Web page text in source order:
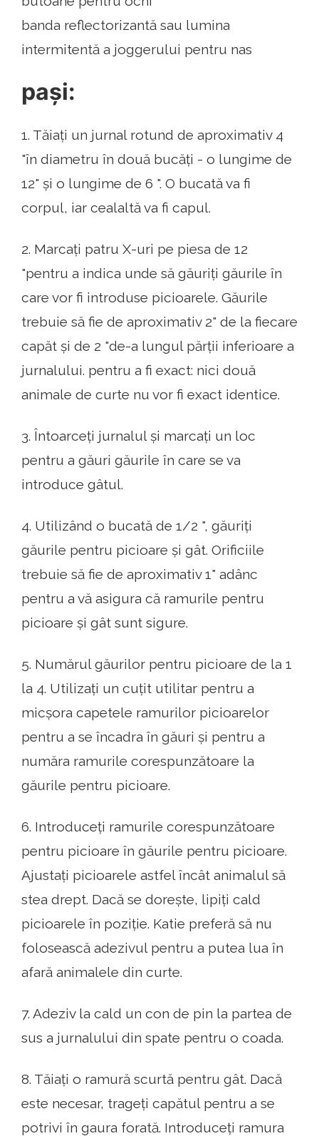
banda reflectorizantă sau lumina
intermitentă a joggerului pentru nas
paşi:
1. Tăiați un jurnal rotund de aproximativ 4
"în diametru în două bucăți - o lungime de
12" și o lungime de 6 ". O bucată va fi
corpul, iar cealaltă va fi capul.
2. Marcați patru X-uri pe piesa de 12
"pentru a indica unde să găuriți găurile în
care vor fi introduse picioarele. Găurile
trebuie să fie de aproximativ 2" de la fiecare
capăt și de 2 "de-a lungul părții inferioare a
jurnalului. pentru a fi exact: nici două
animale de curte nu vor fi exact identice.
3. Întoarceți jurnalul și marcați un loc
pentru a găuri găurile în care se va
introduce gâtul.
4. Utilizând o bucată de 1/2 ", găuriți
găurile pentru picioare și gât. Orificiile
trebuie să fie de aproximativ 1" adânc
pentru a vă asigura că ramurile pentru
picioare și gât sunt sigure.
5. Numărul găurilor pentru picioare de la 1
la 4. Utilizați un cuțit utilitar pentru a
micșora capetele ramurilor picioarelor
pentru a se încadra în găuri și pentru a
număra ramurile corespunzătoare la
găurile pentru picioare.
6. Introduceți ramurile corespunzătoare
pentru picioare în găurile pentru picioare.
Ajustați picioarele astfel încât animalul să
stea drept. Dacă se dorește, lipiți cald
picioarele în poziție. Katie preferă să nu
folosească adezivul pentru a putea lua în
afară animalele din curte.
7. Adeziv la cald un con de pin la partea de
sus a jurnalului din spate pentru o coada.
8. Tăiați o ramură scurtă pentru gât. Dacă
este necesar, trageți capătul pentru a se
potrivi în gaura forată. Introduceți ramura